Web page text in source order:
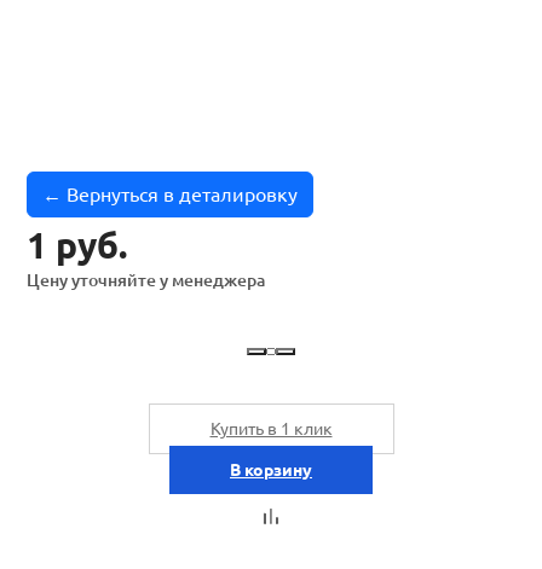
← Вернуться в деталировку
1 руб.
Цену уточняйте у менеджера
Купить в 1 клик
В корзину